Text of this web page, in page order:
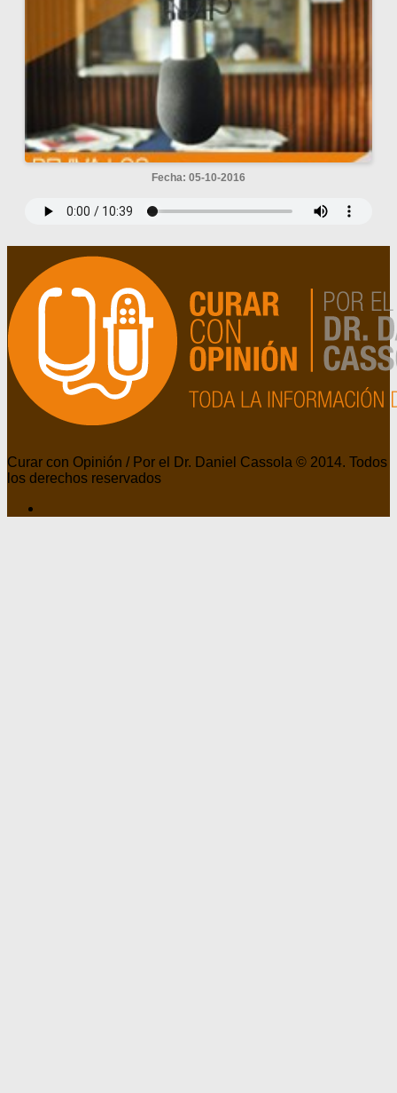
Fecha: 05-10-2016
Curar con Opinión / Por el Dr. Daniel Cassola © 2014. Todos
los derechos reservados